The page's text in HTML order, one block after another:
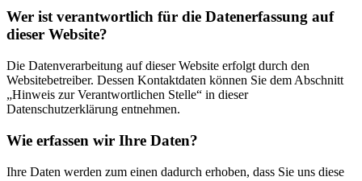
Wer ist verantwortlich für die Datenerfassung auf
dieser Website?
Die Datenverarbeitung auf dieser Website erfolgt durch den
Websitebetreiber. Dessen Kontaktdaten können Sie dem Abschnitt
„Hinweis zur Verantwortlichen Stelle“ in dieser
Datenschutzerklärung entnehmen.
Wie erfassen wir Ihre Daten?
Ihre Daten werden zum einen dadurch erhoben, dass Sie uns diese